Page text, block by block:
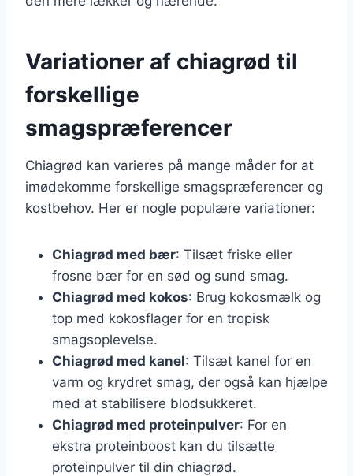
Variationer af chiagrød til
forskellige
smagspræferencer
Chiagrød kan varieres på mange måder for at
imødekomme forskellige smagspræferencer og
kostbehov. Her er nogle populære variationer:
Chiagrød med bær: Tilsæt friske eller
frosne bær for en sød og sund smag.
Chiagrød med kokos: Brug kokosmælk og
top med kokosflager for en tropisk
smagsoplevelse.
Chiagrød med kanel: Tilsæt kanel for en
varm og krydret smag, der også kan hjælpe
med at stabilisere blodsukkeret.
Chiagrød med proteinpulver: For en
ekstra proteinboost kan du tilsætte
proteinpulver til din chiagrød.